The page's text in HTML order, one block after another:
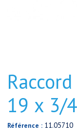
19 x 3/
Référence : 11.05710